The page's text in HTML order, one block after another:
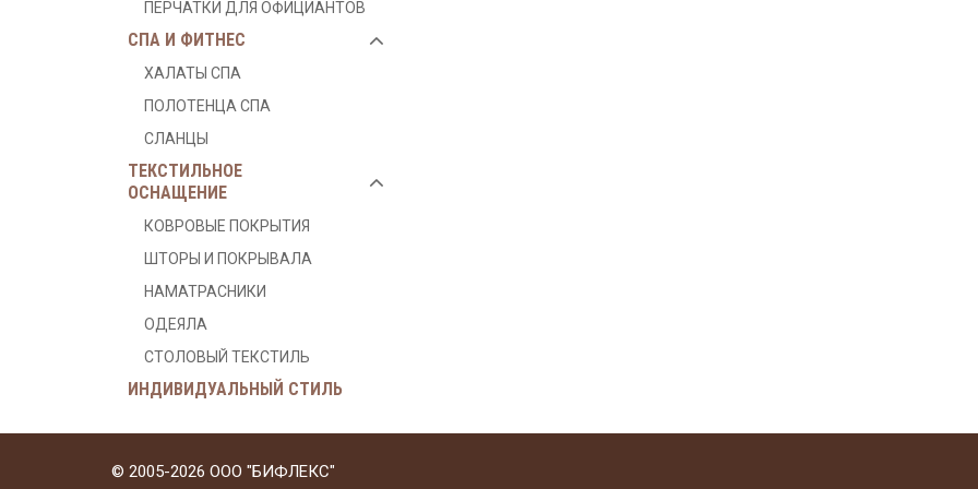
ПЕРЧАТКИ ДЛЯ ОФИЦИАНТОВ
СПА И ФИТНЕС
ХАЛАТЫ СПА
ПОЛОТЕНЦА СПА
СЛАНЦЫ
ТЕКСТИЛЬНОЕ
ОСНАЩЕНИЕ
КОВРОВЫЕ ПОКРЫТИЯ
ШТОРЫ И ПОКРЫВАЛА
НАМАТРАСНИКИ
ОДЕЯЛА
СТОЛОВЫЙ ТЕКСТИЛЬ
ИНДИВИДУАЛЬНЫЙ СТИЛЬ
© 2005-2026 ООО "БИФЛЕКС"